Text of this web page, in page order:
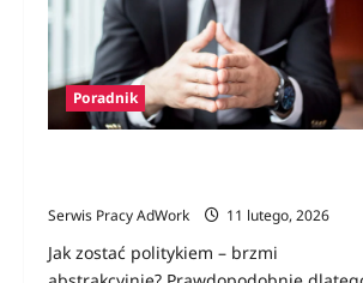
z
opisami
Poradnik
Serwis Pracy AdWork
11 lutego, 2026
Jak zostać politykiem – brzmi